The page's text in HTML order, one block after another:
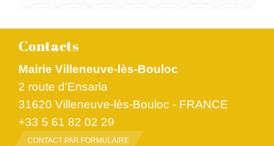
Contacts
Mairie Villeneuve-lès-Bouloc
2 route d'Ensarla
31620 Villeneuve-lès-Bouloc - FRANCE
+33 5 61 82 02 29
CONTACT PAR FORMULAIRE